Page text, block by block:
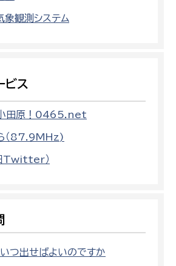
象観測システム
ビス
小田原！0465.net
（87.9MHz)
Twitter）
つ出せばよいのですか